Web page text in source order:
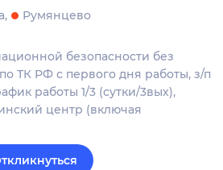
Румянцево
безопасности без
ТК РФ с первого дня работы, з/п
работы 1/3 (сутки/3вых),
центр (включая